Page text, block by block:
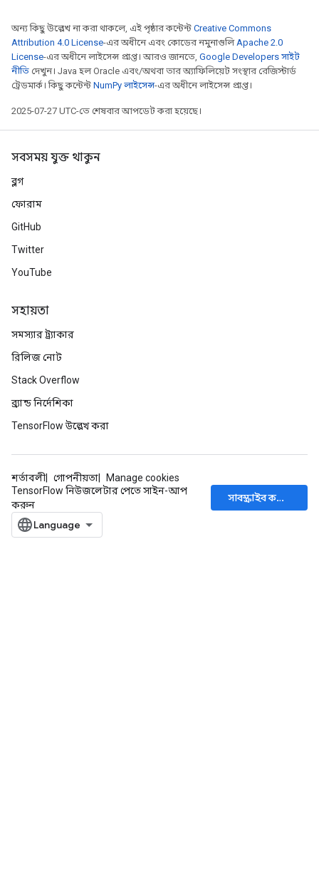
অন্য কিছু উল্লেখ না করা থাকলে, এই পৃষ্ঠার কন্টেন্ট Creative Commons
Attribution 4.0 License-এর অধীনে এবং কোডের নমুনাগুলিApache 2.0
License-এর অধীনে লাইসেন্স প্রাপ্ত। আরও জানতে, Google Developers সাইট
নীতি দেখুন। Java হল Oracle এবং/অথবা তার অ্যাফিলিয়েট সংস্থার রেজিস্টার্ড
ট্রেডমার্ক। কিছু কন্টেন্ট NumPy লাইসেন্স-এর অধীনে লাইসেন্স প্রাপ্ত।
2025-07-27 UTC-তে শেষবার আপডেট করা হয়েছে।
সবসময় যুক্ত থাকুন
ব্লগ
ফোরাম
GitHub
Twitter
YouTube
সহায়তা
সমস্যার ট্র্যাকার
রিলিজ নোট
Stack Overflow
ব্র্যান্ড নির্দেশিকা
TensorFlow উল্লেখ করা
শর্তাবলী গোপনীয়তা
Manage cookies
TensorFlow নিউজলেটার পেতে সাইন-আপ
করুন
সাবস্ক্রাইব করুন